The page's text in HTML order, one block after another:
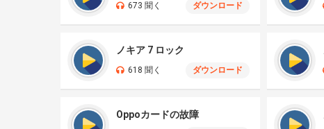
673 聞く ダウンロード
ノキア 7 ロック
618 聞く ダウンロード
Oppoカードの故障